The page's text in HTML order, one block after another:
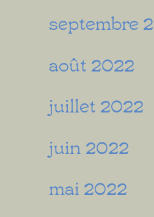
septembre
août 2022
juillet 2022
juin 2022
mai 2022